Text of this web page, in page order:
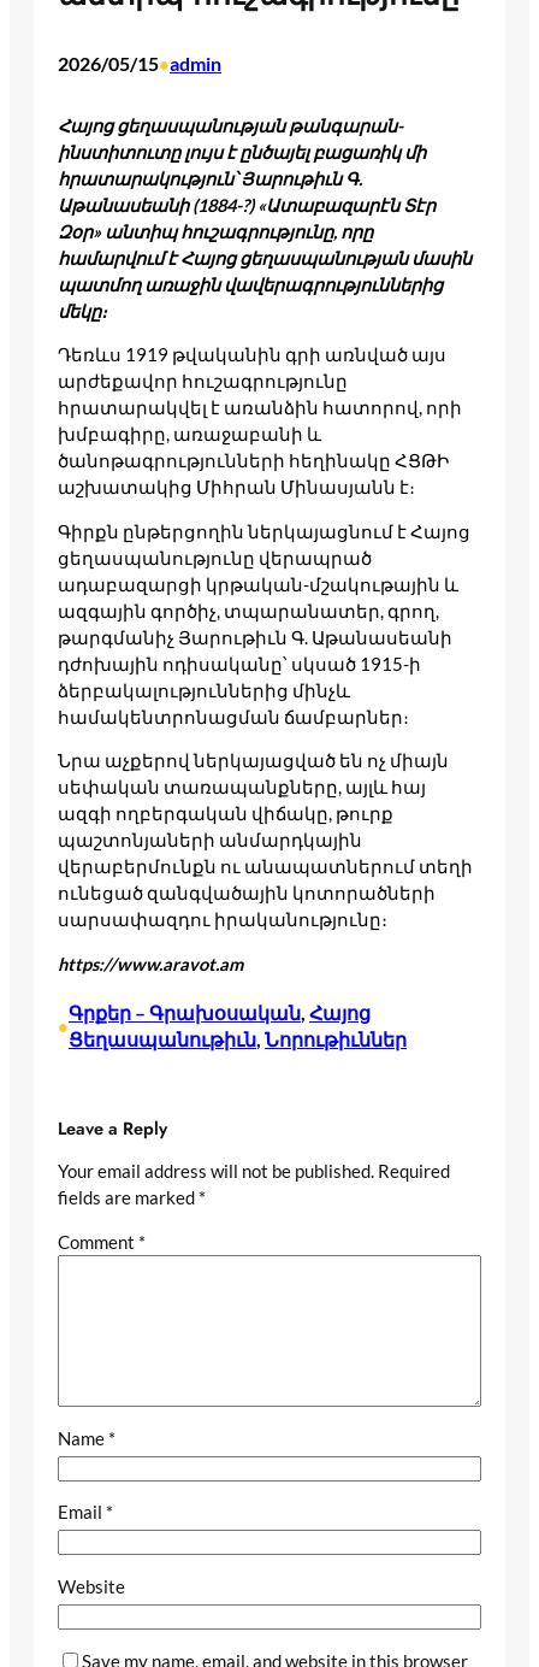
2026/05/15•admin
Հայոց ցեղասպանության թանգարան-
ինստիտուտը լույս է ընծայել բացառիկ մի
հրատարակություն՝ Յարութիւն Գ.
Աթանասեանի (1884-?) «Ատաբազարէն Տէր
Զօր» անտիպ հուշագրությունը, որը
համարվում է Հայոց ցեղասպանության մասին
պատմող առաջին վավերագրություններից
մեկը։
Դեռևս 1919 թվականին գրի առնված այս
արժեքավոր հուշագրությունը
հրատարակվել է առանձին հատորով, որի
խմբագիրը, առաջաբանի և
ծանոթագրությունների հեղինակը ՀՑԹԻ
աշխատակից Միհրան Մինասյանն է։
Գիրքն ընթերցողին ներկայացնում է Հայոց
ցեղասպանությունը վերապրած
ադաբազարցի կրթական-մշակութային և
ազգային գործիչ, տպարանատեր, գրող,
թարգմանիչ Յարութիւն Գ. Աթանասեանի
դժոխային ոդիսականը՝ սկսած 1915-ի
ձերբակալություններից մինչև
համակենտրոնացման ճամբարներ։
Նրա աչքերով ներկայացված են ոչ միայն
սեփական տառապանքները, այլև հայ
ազգի ողբերգական վիճակը, թուրք
պաշտոնյաների անմարդկային
վերաբերմունքն ու անապատներում տեղի
ունեցած զանգվածային կոտորածների
սարսափազդու իրականությունը։
https://www.aravot.am
•
Գրքեր – Գրախօսական, Հայոց
Ցեղասպանութիւն, Նորութիւններ
Leave a Reply
Your email address will not be published. Required
fields are marked *
Comment *
Name *
Email *
Website
Save my name, email, and website in this browser